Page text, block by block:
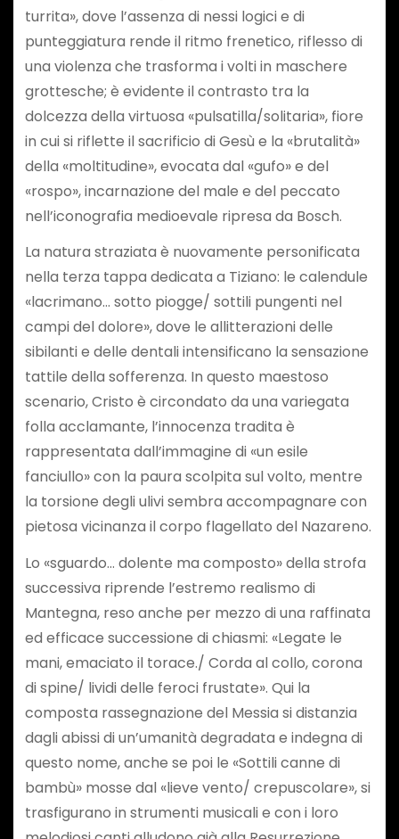
turrita», dove l’assenza di nessi logici e di
punteggiatura rende il ritmo frenetico, riflesso di
una violenza che trasforma i volti in maschere
grottesche; è evidente il contrasto tra la
dolcezza della virtuosa «pulsatilla/solitaria», fiore
in cui si riflette il sacrificio di Gesù e la «brutalità»
della «moltitudine», evocata dal «gufo» e del
«rospo», incarnazione del male e del peccato
nell’iconografia medioevale ripresa da Bosch.
La natura straziata è nuovamente personificata
nella terza tappa dedicata a Tiziano: le calendule
«lacrimano… sotto piogge/ sottili pungenti nel
campi del dolore», dove le allitterazioni delle
sibilanti e delle dentali intensificano la sensazione
tattile della sofferenza. In questo maestoso
scenario, Cristo è circondato da una variegata
folla acclamante, l’innocenza tradita è
rappresentata dall’immagine di «un esile
fanciullo» con la paura scolpita sul volto, mentre
la torsione degli ulivi sembra accompagnare con
pietosa vicinanza il corpo flagellato del Nazareno.
Lo «sguardo… dolente ma composto» della strofa
successiva riprende l’estremo realismo di
Mantegna, reso anche per mezzo di una raffinata
ed efficace successione di chiasmi: «Legate le
mani, emaciato il torace./ Corda al collo, corona
di spine/ lividi delle feroci frustate». Qui la
composta rassegnazione del Messia si distanzia
dagli abissi di un’umanità degradata e indegna di
questo nome, anche se poi le «Sottili canne di
bambù» mosse dal «lieve vento/ crepuscolare», si
trasfigurano in strumenti musicali e con i loro